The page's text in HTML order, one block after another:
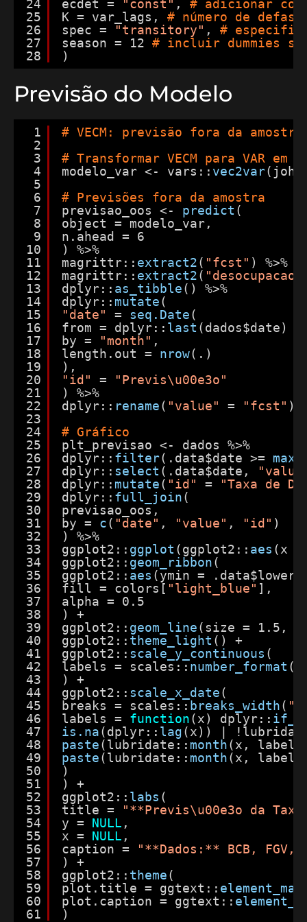
24
25
26
27
28
ecdet =
"const" , # adicionar
K = var_lags, # número de
spec =
"transitory" , #
season = 12 # incluir dummies
)
Previsão do Modelo
1
2
3
4
5
6
7
8
9
10
11
12
13
14
15
16
17
18
19
20
21
22
23
24
25
26
27
28
29
30
31
32
33
34
35
36
37
38
39
40
41
42
43
44
45
46
47
48
49
50
51
52
53
54
55
56
57
58
59
60
61
# VECM: previsão fora da
# Transformar VECM para VAR em
modelo_var <- vars:: vec2var
# Previsões fora da amostra
previsao_oos <- predict (
object = modelo_var,
n.ahead = 6
) %>%
magrittr:: extract2( "fcst" ) %>%
magrittr:: extract2( "desocupacao"
dplyr:: as_tibble() %>%
dplyr:: mutate(
"date"
= seq.Date(
from = dplyr:: last (dados$date)
by =
"month" ,
length.out = nrow(.)
),
"id"
=
"Previs\u00e3o"
) %>%
dplyr:: rename( "value" = "fcst" )
# Gráfico
plt_previsao <- dados %>%
dplyr:: filter(.data$date >= max
dplyr:: select (.data$date,
dplyr:: mutate( "id" =
"Taxa de
dplyr:: full_join(
previsao_oos,
by = c( "date" , "value" , "id" )
) %>%
ggplot2:: ggplot (ggplot2:: aes (x =
ggplot2:: geom_ribbon(
ggplot2:: aes (ymin =
fill = colors[ "light_blue" ],
alpha = 0.5
) +
ggplot2:: geom_line(size = 1.5,
ggplot2:: theme_light () +
ggplot2:: scale_y_continuous (
labels = scales:: number_format
) +
ggplot2:: scale_x_date(
breaks = scales:: breaks_width( "4
labels = function(x) dplyr::
is.na(dplyr:: lag(x)) |
paste(lubridate:: month(x, label
paste(lubridate:: month(x, label
)
) +
ggplot2:: labs (
title =
"**Previs\u00e3o da Taxa
y = NULL ,
x = NULL ,
caption =
"**Dados:** BCB,
) +
ggplot2:: theme(
plot.title = ggtext::
plot.caption = ggtext::
)